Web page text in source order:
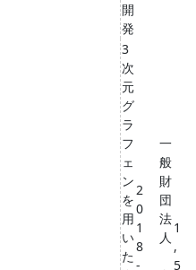
開
発
3
次
元
グ
ラ
フ
ェ
ン
を
用
い
た
2
0
1
8
-
一
般
財
団
法
人
1
,
5